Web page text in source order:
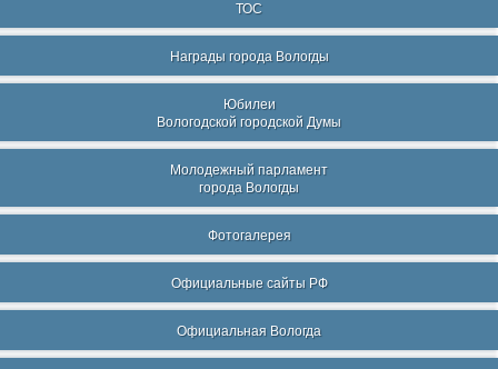
ТОС
Награды города Вологды
Юбилеи
Вологодской городской Думы
Молодежный парламент
города Вологды
Фотогалерея
Официальные сайты РФ
Официальная Вологда